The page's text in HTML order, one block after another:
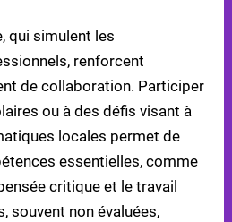
qui simulent les
renforcent
de collaboration. Participer
ou à des défis visant à
locales permet de
essentielles, comme
critique et le travail
souvent non évaluées,